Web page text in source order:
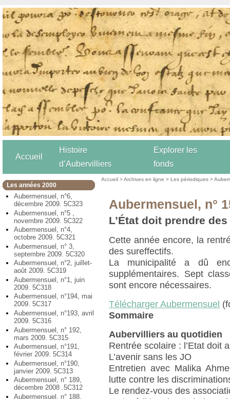
Accueil
Histoire
d’Aubervilliers
Explorer les
fonds
Les années 2000
Aubermensuel, n°6,
décembre 2009. 5C323
Aubermensuel, n°5 ,
novembre 2009. 5C322
Aubermensuel, n°4,
octobre 2009. 5C321
Aubermensuel, n° 3,
septembre 2009. 5C320
Aubermensuel, n°2, juillet-
août 2009. 5C319
Aubermensuel, n°1, juin
2009. 5C318
Aubermensuel, n°194, mai
2009. 5C317
Aubermensuel, n°193, avril
2009. 5C316
Aubermensuel, n° 192,
mars 2009. 5C315
Aubermensuel, n°191,
février 2009. 5C314
Aubermensuel, n°190,
janvier 2009. 5C313
Aubermensuel, n° 189,
décembre 2008 .5C312
Aubermensuel, n° 188,
Accueil >Archives en ligne >Les périodiques >
Aubermensuel, n°
L’État doit prendre
Cette année encore, la
des sureffectifs.
La municipalité a dû
supplémentaires. Sept
sont encore nécessaires.
Télécharger Aubermensuel
Sommaire
Aubervilliers au quotidien
Rentrée scolaire : l’Etat doit
L’avenir sans les JO
Entretien avec Malika
lutte contre les
Le rendez-vous des